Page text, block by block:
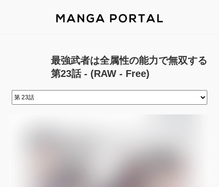
最強武者は全属性の能力で無双する
第23話 - (RAW - Free)